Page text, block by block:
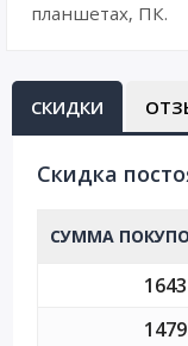
планшетах, ПК.
СКИДКИ
Cкидка
СУММА